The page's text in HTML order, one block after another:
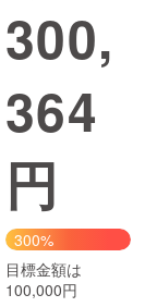
書籍・雑誌
チャレンジ
Creation
ミュニティ
300,
364
円
300%
目標金額は
100,000円